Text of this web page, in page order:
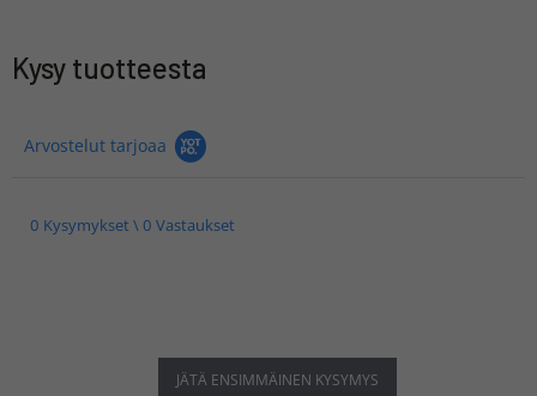
Kysy tuotteesta
Arvostelut tarjoaa
0 Kysymykset \ 0 Vastaukset
JÄTÄ ENSIMMÄINEN KYSYMYS